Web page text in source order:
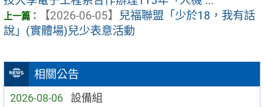
相關公告
2026-08-06 設備組
【2026-06-05】 兒福聯盟「少於18，我有話
說」(實體場)兒少表意活動